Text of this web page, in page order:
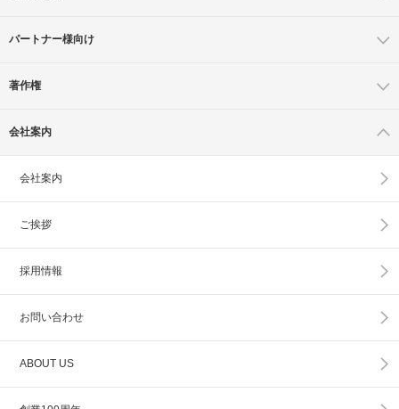
パートナー様向け
著作権
会社案内
会社案内
ご挨拶
採用情報
お問い合わせ
ABOUT US